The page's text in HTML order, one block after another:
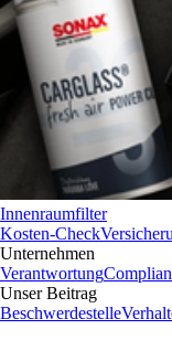
Innenraumfilter
Kosten-Check
Unternehmen
Verantwortung
Unser Beitrag
Beschwerdestelle